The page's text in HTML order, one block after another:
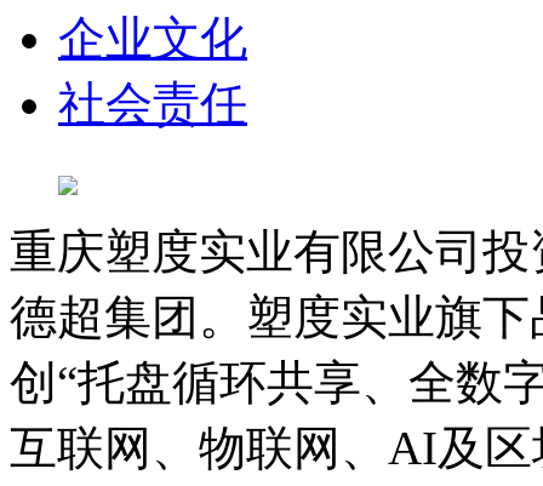
企业文化
社会责任
重庆塑度实业有限公司
德超集团。塑度实业旗
创“托盘循环共享、全数
互联网、物联网、AI及